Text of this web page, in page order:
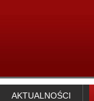
AKTUALNOŚCI